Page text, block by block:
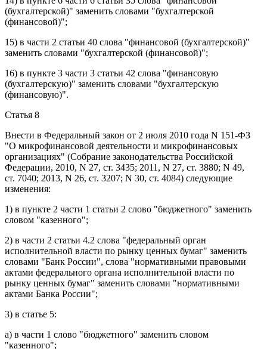
(бухгалтерской)" заменить словами "бухгалтерской
(финансовой)";
15) в части 2 статьи 40 слова "финансовой (бухгалтерской)"
заменить словами "бухгалтерской (финансовой)";
16) в пункте 3 части 3 статьи 42 слова "финансовую
(бухгалтерскую)" заменить словами "бухгалтерскую
(финансовую)".
Статья 8
Внести в Федеральный закон от 2 июля 2010 года N 151-ФЗ
"О микрофинансовой деятельности и микрофинансовых
организациях" (Собрание законодательства Российской
Федерации, 2010, N 27, ст. 3435; 2011, N 27, ст. 3880; N 49,
ст. 7040; 2013, N 26, ст. 3207; N 30, ст. 4084) следующие
изменения:
1) в пункте 2 части 1 статьи 2 слово "бюджетного" заменить
словом "казенного";
2) в части 2 статьи 4.2 слова "федеральный орган
исполнительной власти по рынку ценных бумаг" заменить
словами "Банк России", слова "нормативными правовыми
актами федерального органа исполнительной власти по
рынку ценных бумаг" заменить словами "нормативными
актами Банка России";
3) в статье 5:
а) в части 1 слово "бюджетного" заменить словом
"казенного";